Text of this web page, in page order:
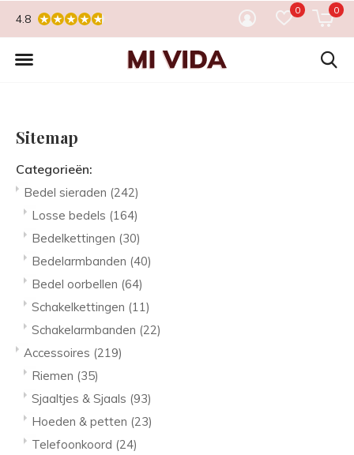
0 0
4.8
Sitemap
Categorieën:
Bedel sieraden (242)
Losse bedels (164)
Bedelkettingen (30)
Bedelarmbanden (40)
Bedel oorbellen (64)
Schakelkettingen (11)
Schakelarmbanden (22)
Accessoires (219)
Riemen (35)
Sjaaltjes & Sjaals (93)
Hoeden & petten (23)
Telefoonkoord (24)